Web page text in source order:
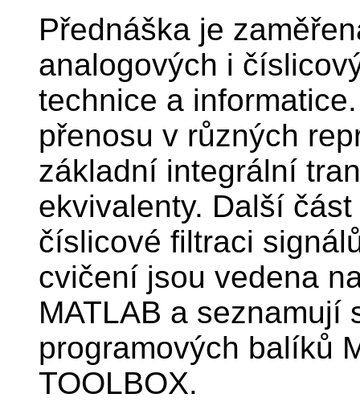
Přednáška je
analogových i
technice a
přenosu v různých
základní integrální
ekvivalenty. Další
číslicové filtraci
cvičení jsou vedena
MATLAB a seznamují
programových balíků
TOOLBOX.